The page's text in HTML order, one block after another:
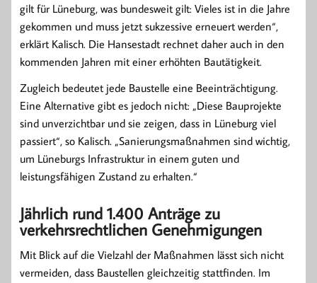
gilt für Lüneburg, was bundesweit gilt: Vieles ist in die Jahre
gekommen und muss jetzt sukzessive erneuert werden“,
erklärt Kalisch. Die Hansestadt rechnet daher auch in den
kommenden Jahren mit einer erhöhten Bautätigkeit.
Zugleich bedeutet jede Baustelle eine Beeinträchtigung.
Eine Alternative gibt es jedoch nicht: „Diese Bauprojekte
sind unverzichtbar und sie zeigen, dass in Lüneburg viel
passiert“, so Kalisch. „Sanierungsmaßnahmen sind wichtig,
um Lüneburgs Infrastruktur in einem guten und
leistungsfähigen Zustand zu erhalten.“
Jährlich rund 1.400 Anträge zu
verkehrsrechtlichen Genehmigungen
Mit Blick auf die Vielzahl der Maßnahmen lässt sich nicht
vermeiden, dass Baustellen gleichzeitig stattfinden. Im